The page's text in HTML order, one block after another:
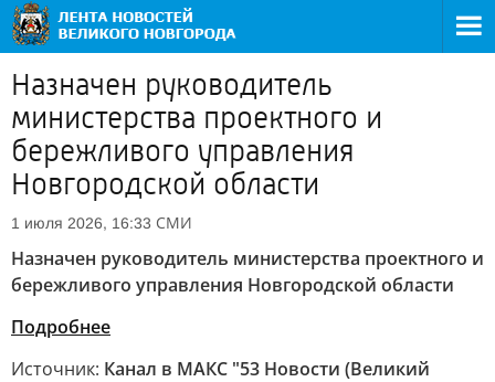
Назначен руководитель
министерства проектного и
бережливого управления
Новгородской области
1 июля 2026, 16:33 СМИ
Назначен руководитель министерства проектного и
бережливого управления Новгородской области
Подробнее
Источник: Канал в МАКС "53 Новости (Великий